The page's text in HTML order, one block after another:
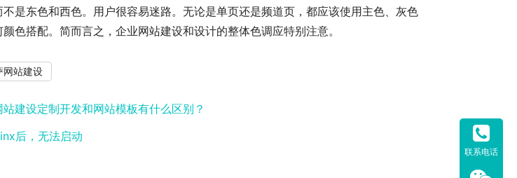
是东色和西色。用户很容易迷路。无论是单页还是频道页，都应该使用主色、灰色
色搭配。简而言之，企业网站建设和设计的整体色调应特别注意。
网站建设
建设定制开发和网站模板有什么区别？
后，无法启动
联系电话